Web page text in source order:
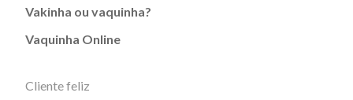
Vakinha ou vaquinha?
Vaquinha Online
Cliente feliz